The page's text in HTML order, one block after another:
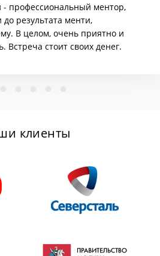
- профессиональный ментор,
до результата менти,
В целом, очень приятно и
Встреча стоит своих денег.
клиенты